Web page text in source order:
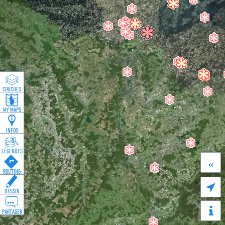

«
COUCHES
MY MAPS
INFOS
LÉGENDES
ROUTING
DESSIN
PARTAGER